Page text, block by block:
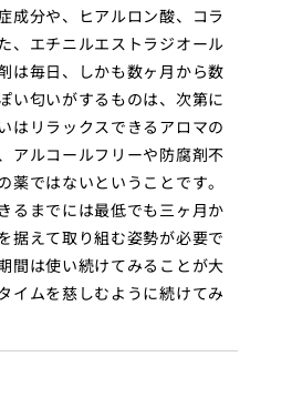
成分や、ヒアルロン酸、コラ
、エチニルエストラジオール
は毎日、しかも数ヶ月から数
い匂いがするものは、次第に
はリラックスできるアロマの
アルコールフリーや防腐剤不
ではないということです。
るまでには最低でも三ヶ月か
据えて取り組む姿勢が必要で
間は使い続けてみることが大
イムを慈しむように続けてみ